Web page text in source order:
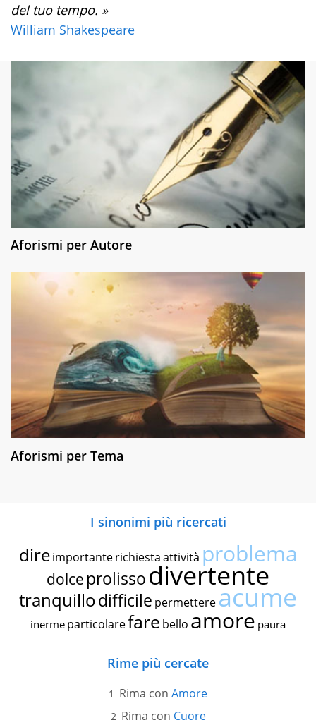
del tuo tempo. »
William Shakespeare
Aforismi per Autore
Aforismi per Tema
I sinonimi più ricercati
dire importante richiestaattività problema
dolce prolissodivertente
tranquillodifficile permettereacume
inerme particolarefare bello amore paura
Rime più cercate
Rima con Amore
Rima con Cuore